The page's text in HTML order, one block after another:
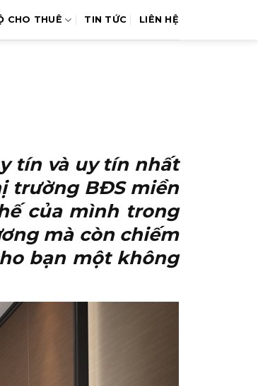
CHO THUÊ TIN TỨC LIÊN HỆ
tín và uy tín nhất
trường BĐS miền
của mình trong
mà còn chiếm
bạn một không